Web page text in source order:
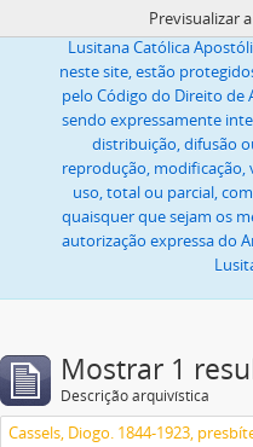
Todas as imagens ou
Lusitana Católica
neste site, estão
pelo Código do Direito de
sendo expressamente
distribuição, difusão
reprodução,
uso, total ou parcial,
quaisquer que sejam os
autorização expressa do
Previsualizar
Mostrar 1
Descrição arquivística
Cassels, Diogo. 1844-1923,